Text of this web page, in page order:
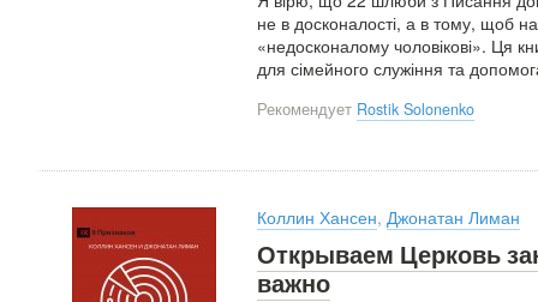
не в досконалості, а в тому, щоб
«недосконалому чоловікові». Ця
для сімейного служіння та
Рекомендует Rostik Solonenko
Коллин Хансен, Джонатан Лиман
Открываем Церковь
важно